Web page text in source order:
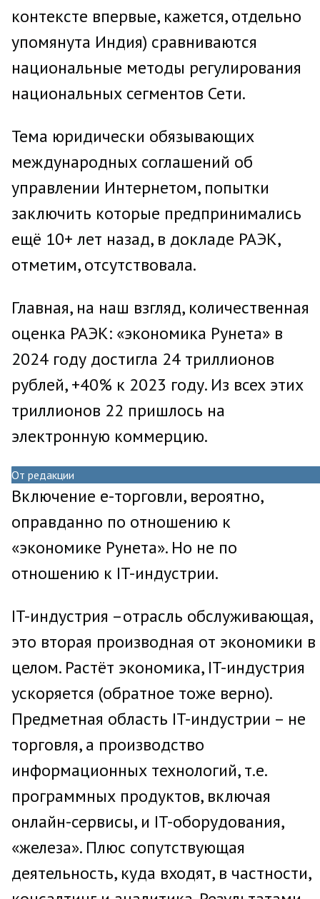
контексте впервые, кажется, отдельно
упомянута Индия) сравниваются
национальные методы регулирования
национальных сегментов Сети.
Тема юридически обязывающих
международных соглашений об
управлении Интернетом, попытки
заключить которые предпринимались
ещё 10+ лет назад, в докладе РАЭК,
отметим, отсутствовала.
Главная, на наш взгляд, количественная
оценка РАЭК: «экономика Рунета» в
2024 году достигла 24 триллионов
рублей, +40% к 2023 году. Из всех этих
триллионов 22 пришлось на
электронную коммерцию.
От редакции
Включение e-торговли, вероятно,
оправданно по отношению к
«экономике Рунета». Но не по
отношению к IT-индустрии.
IT-индустрия –отрасль обслуживающая,
это вторая производная от экономики в
целом. Растёт экономика, IT-индустрия
ускоряется (обратное тоже верно).
Предметная область IT-индустрии – не
торговля, а производство
информационных технологий, т.е.
программных продуктов, включая
онлайн-сервисы, и IT-оборудования,
«железа». Плюс сопутствующая
деятельность, куда входят, в частности,